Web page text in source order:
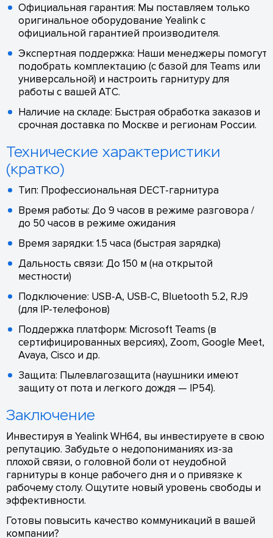
Официальная гарантия: Мы поставляем только
оригинальное оборудование Yealink с
официальной гарантией производителя.
Экспертная поддержка: Наши менеджеры помогут
подобрать комплектацию (с базой для Teams или
универсальной) и настроить гарнитуру для
работы с вашей АТС.
Наличие на складе: Быстрая обработка заказов и
срочная доставка по Москве и регионам России.
Технические характеристики
(кратко)
Тип: Профессиональная DECT-гарнитура
Время работы: До 9 часов в режиме разговора /
до 50 часов в режиме ожидания
Время зарядки: 1.5 часа (быстрая зарядка)
Дальность связи: До 150 м (на открытой
местности)
Подключение: USB-A, USB-C, Bluetooth 5.2, RJ9
(для IP-телефонов)
Поддержка платформ: Microsoft Teams (в
сертифицированных версиях), Zoom, Google Meet,
Avaya, Cisco и др.
Защита: Пылевлагозащита (наушники имеют
защиту от пота и легкого дождя — IP54).
Заключение
Инвестируя в Yealink WH64, вы инвестируете в свою
репутацию. Забудьте о недопониманиях из-за
плохой связи, о головной боли от неудобной
гарнитуры в конце рабочего дня и о привязке к
рабочему столу. Ощутите новый уровень свободы и
эффективности.
Готовы повысить качество коммуникаций в вашей
компании?